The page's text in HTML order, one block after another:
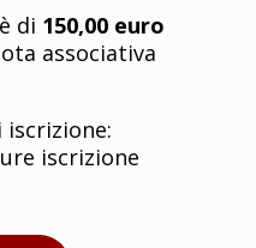
di 150,00 euro
associativa
iscrizione:
iscrizione